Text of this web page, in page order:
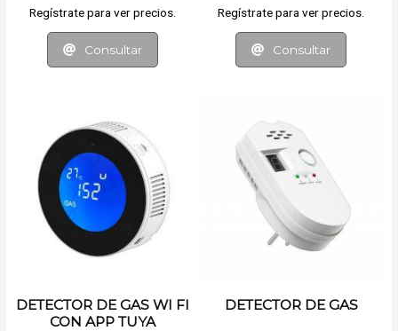
Regístrate para ver precios.
Consultar
Regístrate para ver precios.
Consultar
DETECTOR DE GAS WI FI
CON APP TUYA
DETECTOR DE GAS